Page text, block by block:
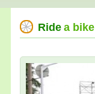
Ride a bike